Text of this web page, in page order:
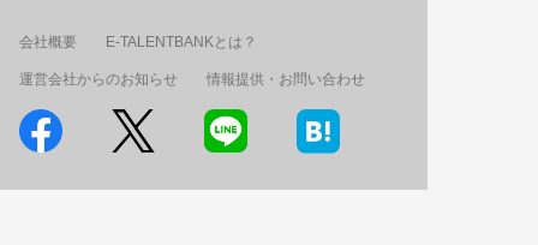
会社概要 E-TALENTBANKとは？
運営会社からのお知らせ 情報提供・お問い合わせ